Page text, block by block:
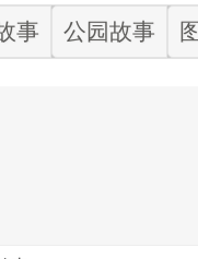
事 公园故事